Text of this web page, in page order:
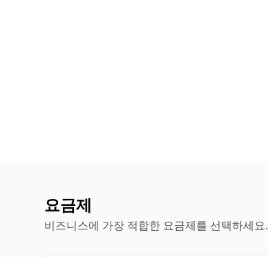
요금제
비즈니스에 가장 적합한 요금제를 선택하세요.